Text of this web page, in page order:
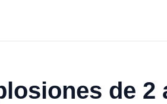
de 2